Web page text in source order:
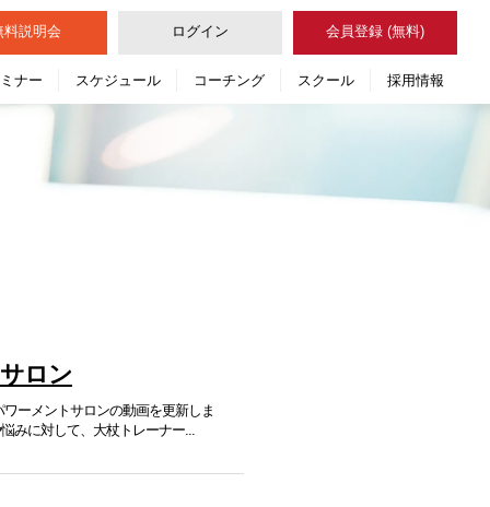
料説明会 ログイン 会員登録 (無料)
ナー スケジュール コーチング スクール 採用情報
ロン
ーメントサロンの動画を更新しま
みに対して、大杖トレーナー...